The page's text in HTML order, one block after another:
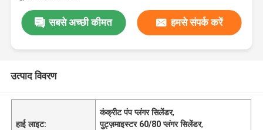
सबसे अच्छी कीमत हमसे संपर्क करें
उत्पाद विवरण
हाई लाइट:
कंक्रीट पंप प्लंगर सिलेंडर,
पुट्ज़माइस्टर 60/80 प्लंगर सिलेंडर,